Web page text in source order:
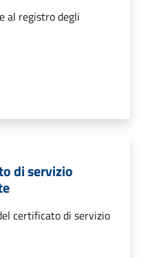
al registro degli
di servizio
certificato di servizio